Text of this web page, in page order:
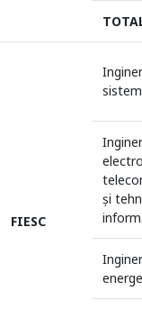
FIESC
și